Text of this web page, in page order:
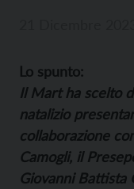
Lo spunto:
Il Mart ha scelto
natalizio
collaborazione
Camogli, il
Giovanni Battista